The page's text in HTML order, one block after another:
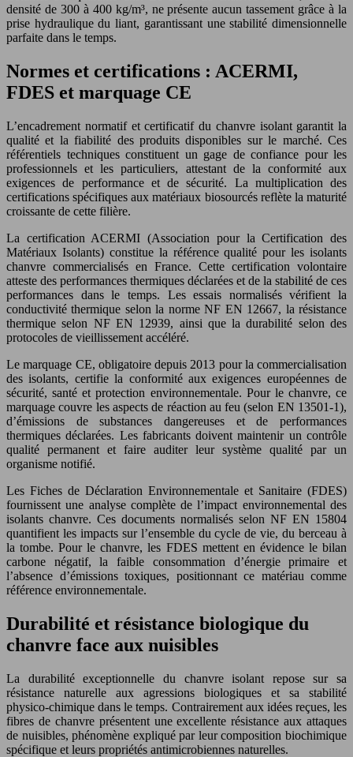
densité de 300 à 400 kg/m³, ne présente aucun tassement grâce à la
prise hydraulique du liant, garantissant une stabilité dimensionnelle
parfaite dans le temps.
Normes et certifications : ACERMI,
FDES et marquage CE
L’encadrement normatif et certificatif du chanvre isolant garantit la
qualité et la fiabilité des produits disponibles sur le marché. Ces
référentiels techniques constituent un gage de confiance pour les
professionnels et les particuliers, attestant de la conformité aux
exigences de performance et de sécurité. La multiplication des
certifications spécifiques aux matériaux biosourcés reflète la maturité
croissante de cette filière.
La certification ACERMI (Association pour la Certification des
Matériaux Isolants) constitue la référence qualité pour les isolants
chanvre commercialisés en France. Cette certification volontaire
atteste des performances thermiques déclarées et de la stabilité de ces
performances dans le temps. Les essais normalisés vérifient la
conductivité thermique selon la norme NF EN 12667, la résistance
thermique selon NF EN 12939, ainsi que la durabilité selon des
protocoles de vieillissement accéléré.
Le marquage CE, obligatoire depuis 2013 pour la commercialisation
des isolants, certifie la conformité aux exigences européennes de
sécurité, santé et protection environnementale. Pour le chanvre, ce
marquage couvre les aspects de réaction au feu (selon EN 13501-1),
d’émissions de substances dangereuses et de performances
thermiques déclarées. Les fabricants doivent maintenir un contrôle
qualité permanent et faire auditer leur système qualité par un
organisme notifié.
Les Fiches de Déclaration Environnementale et Sanitaire (FDES)
fournissent une analyse complète de l’impact environnemental des
isolants chanvre. Ces documents normalisés selon NF EN 15804
quantifient les impacts sur l’ensemble du cycle de vie, du berceau à
la tombe. Pour le chanvre, les FDES mettent en évidence le bilan
carbone négatif, la faible consommation d’énergie primaire et
l’absence d’émissions toxiques, positionnant ce matériau comme
référence environnementale.
Durabilité et résistance biologique du
chanvre face aux nuisibles
La durabilité exceptionnelle du chanvre isolant repose sur sa
résistance naturelle aux agressions biologiques et sa stabilité
physico-chimique dans le temps. Contrairement aux idées reçues, les
fibres de chanvre présentent une excellente résistance aux attaques
de nuisibles, phénomène expliqué par leur composition biochimique
spécifique et leurs propriétés antimicrobiennes naturelles.